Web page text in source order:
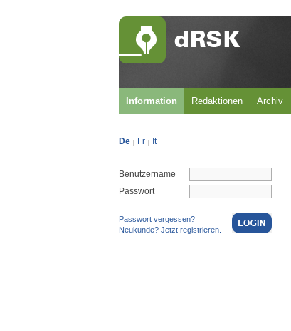
Information Redaktionen Archiv
De Fr It
Benutzername
Passwort
Passwort vergessen?
Neukunde? Jetzt registrieren.